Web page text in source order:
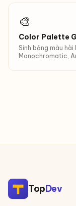
🎨
Color Palette
Sinh bảng màu
Monochromatic,
TopDev